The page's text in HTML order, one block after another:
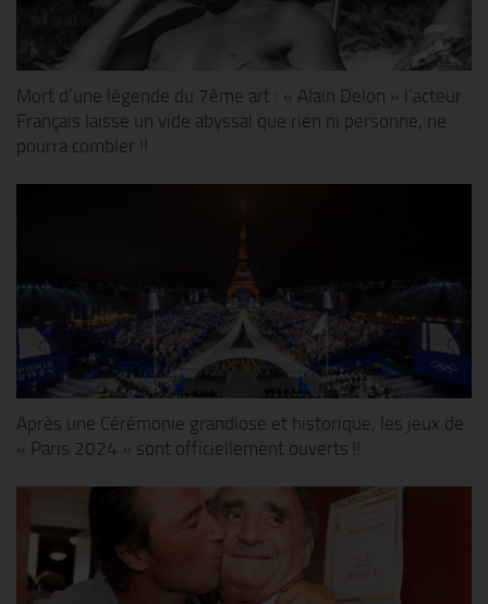
Mort d’une légende du 7ème art : « Alain Delon » l’acteur
Français laisse un vide abyssal que rien ni personne, ne
pourra combler !!
Après une Cérémonie grandiose et historique, les jeux de
« Paris 2024 » sont officiellement ouverts !!